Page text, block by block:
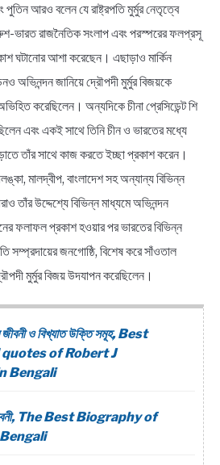
আরও বলেন যে রাষ্ট্রপতি মুর্মুর নেতৃত্বে
ভারত রাজনৈতিক সংলাপ এবং পরস্পরের ফলপ্রসূ
ঘটানোর আশা করেছেন। এছাড়াও মার্কিন
অভিনন্দন জানিয়ে দ্রৌপদী মুর্মুর বিজয়কে
করেছিলেন। অন্যদিকে চীনা প্রেসিডেন্ট শি
এবং একই সাথে তিনি চীন ও ভারতের মধ্যে
তাঁর সাথে কাজ করতে ইচ্ছা প্রকাশ করেন।
মালদ্বীপ, বাংলাদেশ সহ অন্যান্য বিভিন্ন
তাঁর উদ্দেশ্যে বিভিন্ন মাধ্যমে অভিনন্দন
ফলাফল প্রকাশ হওয়ার পর ভারতের বিভিন্ন
সম্প্রদায়ের জনগোষ্ঠি, বিশেষ করে সাঁওতাল
মুর্মুর বিজয় উদযাপন করেছিলেন।
জীবনী ও বিখ্যাত উক্তি সমূহ, Best
of Robert J
Bengali
জীবনী, The Best Biography of